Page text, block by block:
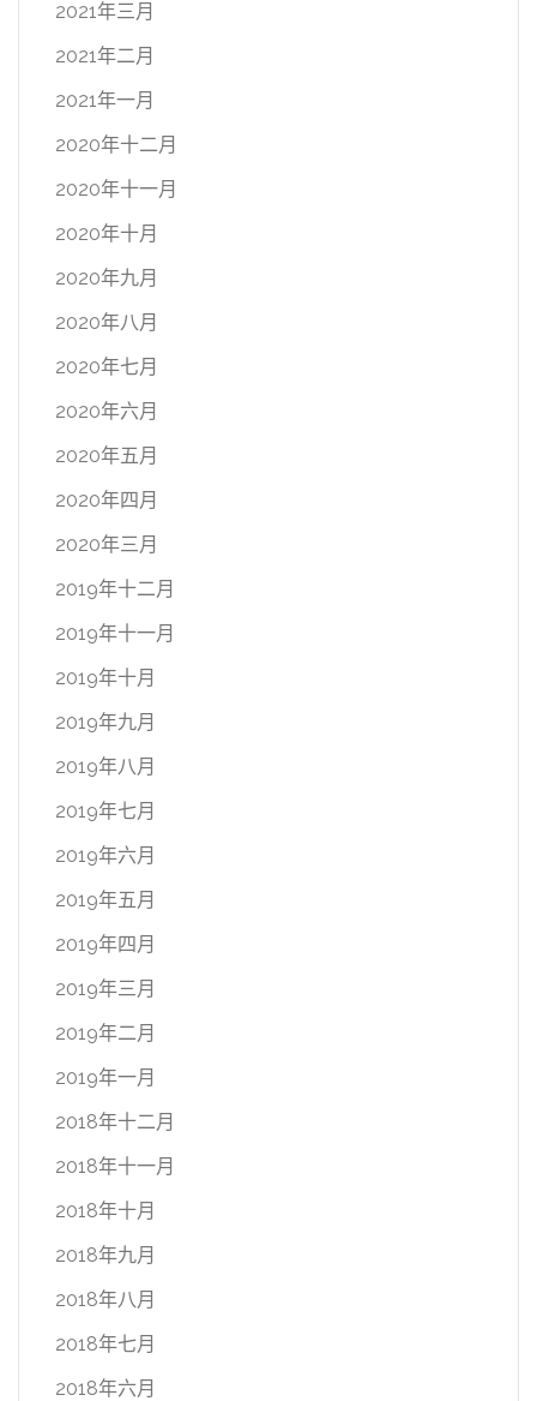
2021年三月
2021年二月
2021年一月
2020年十二月
2020年十一月
2020年十月
2020年九月
2020年八月
2020年七月
2020年六月
2020年五月
2020年四月
2020年三月
2019年十二月
2019年十一月
2019年十月
2019年九月
2019年八月
2019年七月
2019年六月
2019年五月
2019年四月
2019年三月
2019年二月
2019年一月
2018年十二月
2018年十一月
2018年十月
2018年九月
2018年八月
2018年七月
2018年六月